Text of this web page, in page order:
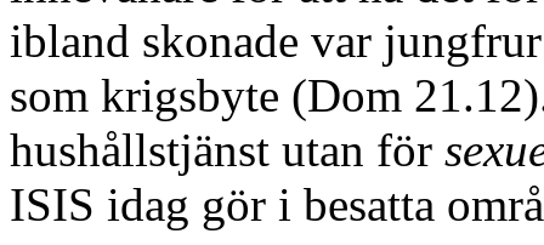
ibland skonade var
som krigsbyte (Dom
hushållstjänst utan för
ISIS idag gör i besatta